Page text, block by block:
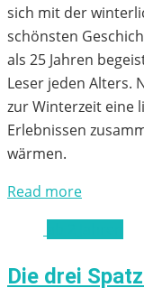
sich mit der
schönsten
als 25 Jahren
Leser jeden Alters.
zur Winterzeit eine
Erlebnissen
wärmen.
Read more
Die drei